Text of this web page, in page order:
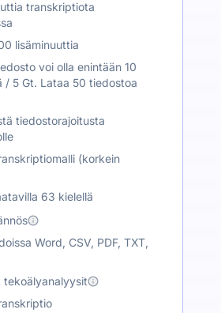
transkriptiota
lisäminuuttia
voi olla enintään 10
/ 5 Gt. Lataa 50 tiedostoa
tiedostorajoitusta
(korkein
63 kielellä
Word, CSV, PDF, TXT,
tekoälyanalyysit